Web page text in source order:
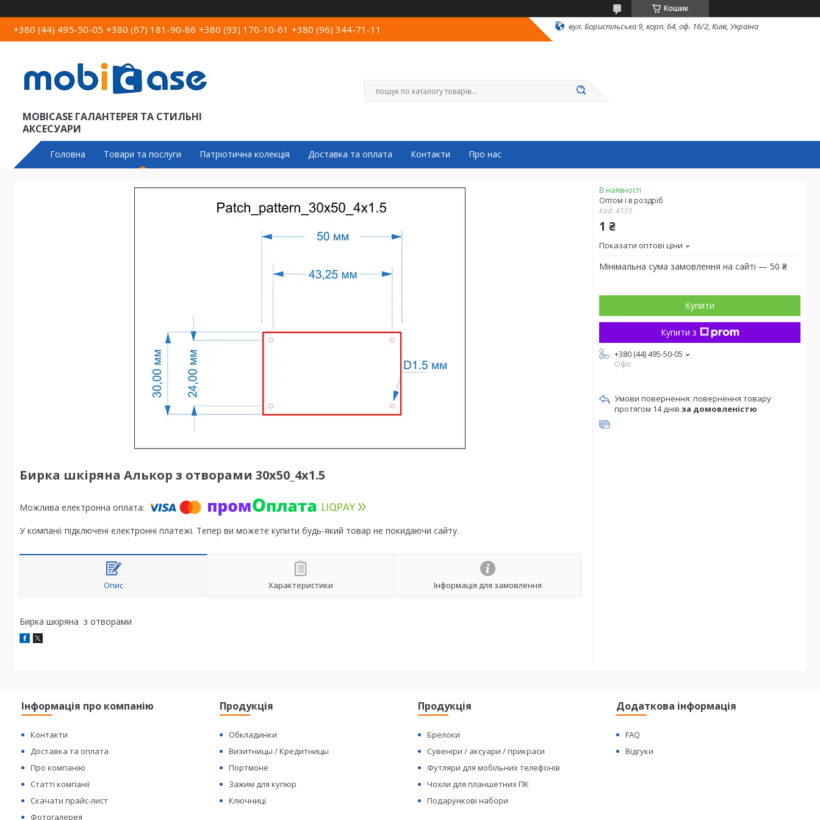
Кошик
+380 (44) 495-50-05 +380 (67) 181-90-86 +380 (93) 170-10-61 +380 (96) 344-71-11 вул. Бориспільська 9, корп. 64, оф. 16/2, Київ, Україна
MOBICASE ГАЛАНТЕРЕЯ ТА СТИЛЬНІ
АКСЕСУАРИ
Головна Товари та послуги Патріотична колекція Доставка та оплата Контакти Про нас
Бирка шкіряна Алькор з отворами 30x50_4x1.5
У компанії підключені електронні платежі. Тепер ви можете купити будь-який товар не покидаючи сайту.
Опис Характеристики Інформація для замовлення
Бирка шкіряна з отворами
В наявності
Оптом і в роздріб
Код:4155
1 ₴
Показати оптові ціни
Мінімальна сума замовлення на сайті — 50 ₴
Купити
Купити з
+380 (44) 495-50-05
Офіс
повернення товару
протягом 14 днів за домовленістю
Інформація про компанію
Контакти
Доставка та оплата
Про компанію
Статті компанії
Скачати прайс-лист
Фотогалерея
Продукція
Обкладинки
Визитницы / Кредитницы
Портмоне
Зажим для купюр
Ключниці
Продукція
Брелоки
Сувеніри / аксуари / прикраси
Футляри для мобільних телефонів
Чохли для планшетних ПК
Подарункові набори
Додаткова інформація
FAQ
Відгуки